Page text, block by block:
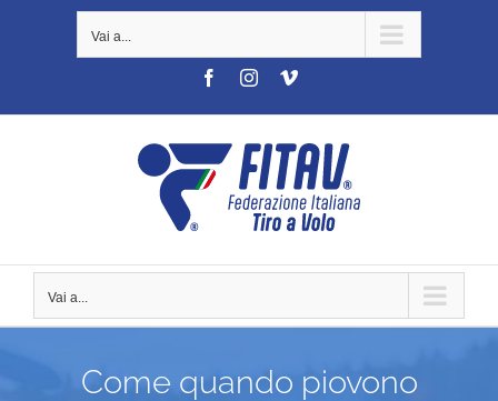
Vai a...
FacebookInstagramVimeo
Vai a...
Come quando piovono